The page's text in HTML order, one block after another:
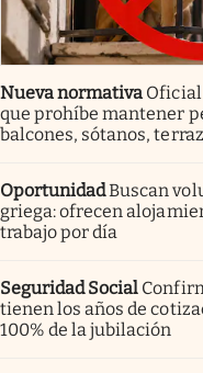
Nueva normativa Oficial
que prohíbe mantener
balcones, sótanos,
OportunidadBuscan
griega: ofrecen
trabajo por día
Seguridad Social
tienen los años de
100% de la jubilación